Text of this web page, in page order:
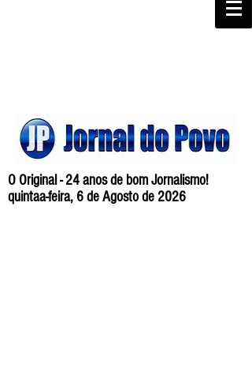
O Original - 24 anos de bom Jornalismo!
quintaa-feira, 6 de Agosto de 2026